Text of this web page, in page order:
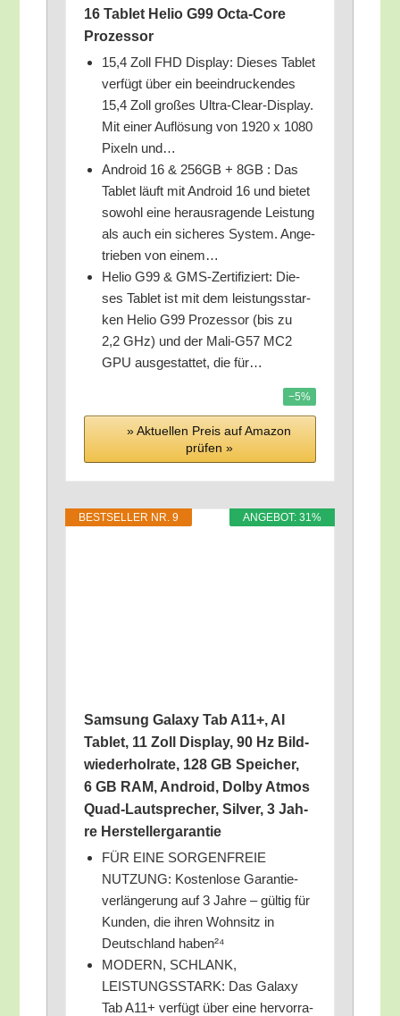
16 Tablet Helio G99 Octa-Core
Prozessor
15,4 Zoll FHD Dis­play: Die­ses Tablet
ver­fügt über ein beein­dru­cken­des
15,4 Zoll gro­ßes Ultra-Clear-Dis­play.
Mit einer Auf­lö­sung von 1920 x 1080
Pixeln und…
Android 16 & 256GB + 8GB : Das
Tablet läuft mit Android 16 und bie­tet
sowohl eine her­aus­ra­gen­de Leis­tung
als auch ein siche­res Sys­tem. Ange­
trie­ben von einem…
Helio G99 & GMS-Zer­ti­fi­ziert: Die­
ses Tablet ist mit dem leis­tungs­star­
ken Helio G99 Pro­zes­sor (bis zu
2,2 GHz) und der Mali-G57 MC2
GPU aus­ge­stat­tet, die für…
−5%
» Aktu­el­len Preis auf Ama­zon
prü­fen »
ANGE­BOT: 31%
BEST­SEL­LER NR. 9
Sam­sung Gala­xy Tab A11+, AI
Tablet, 11 Zoll Dis­play, 90 Hz Bild­
wie­der­hol­ra­te, 128 GB Spei­cher,
6 GB RAM, Android, Dol­by Atmos
Quad-Laut­spre­cher, Sil­ver, 3 Jah­
re Herstellergarantie
FÜR EINE SORGENFREIE
NUTZUNG: Kos­ten­lo­se Garan­tie­
ver­län­ge­rung auf 3 Jah­re – gül­tig für
Kun­den, die ihren Wohn­sitz in
Deutsch­land haben²⁴
MODERN, SCHLANK,
LEISTUNGSSTARK: Das Gala­xy
Tab A11+ ver­fügt über eine her­vor­ra­